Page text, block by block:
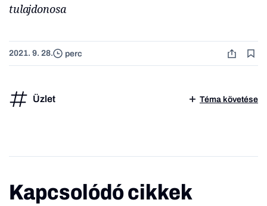
tulajdonosa
2021. 9. 28. perc
Üzlet Téma követése
Kapcsolódó cikkek